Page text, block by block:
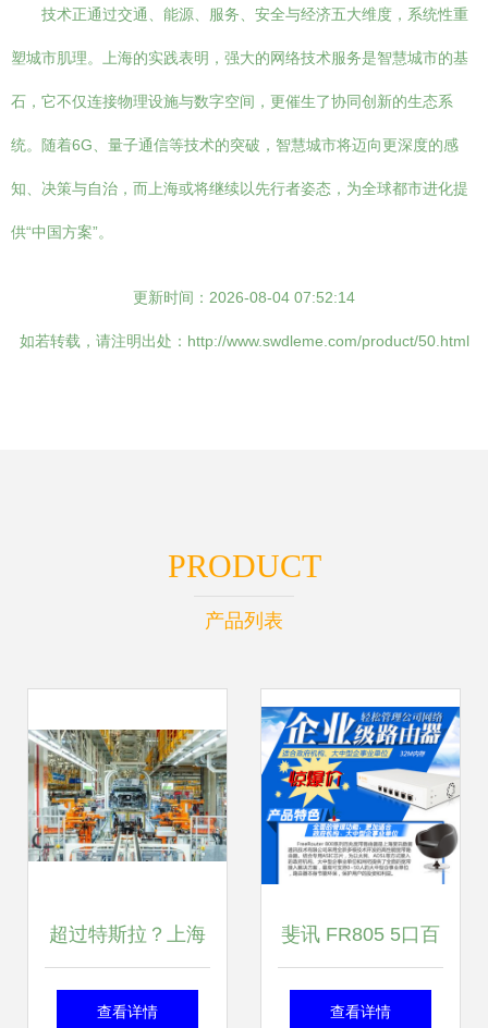
技术正通过交通、能源、服务、安全与经济五大维度，系统性重
塑城市肌理。上海的实践表明，强大的网络技术服务是智慧城市的基
石，它不仅连接物理设施与数字空间，更催生了协同创新的生态系
统。随着6G、量子通信等技术的突破，智慧城市将迈向更深度的感
知、决策与自治，而上海或将继续以先行者姿态，为全球都市进化提
供“中国方案”。
更新时间：2026-08-04 07:52:14
如若转载，请注明出处：http://www.swdleme.com/product/50.html
PRODUCT
产品列表
超过特斯拉？上海
新添一座投资170
查看详情
斐讯 FR805 5口百
兆企业路由器详解
查看详情